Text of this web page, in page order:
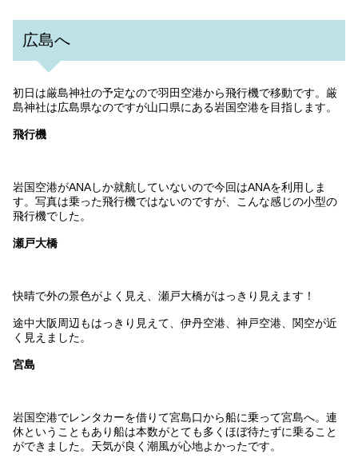
広島へ
初日は厳島神社の予定なので羽田空港から飛行機で移動です。厳
島神社は広島県なのですが山口県にある岩国空港を目指します。
飛行機
岩国空港がANAしか就航していないので今回はANAを利用しま
す。写真は乗った飛行機ではないのですが、こんな感じの小型の
飛行機でした。
瀬戸大橋
快晴で外の景色がよく見え、瀬戸大橋がはっきり見えます！
途中大阪周辺もはっきり見えて、伊丹空港、神戸空港、関空が近
く見えました。
宮島
岩国空港でレンタカーを借りて宮島口から船に乗って宮島へ。連
休ということもあり船は本数がとても多くほぼ待たずに乗ること
ができました。天気が良く潮風が心地よかったです。